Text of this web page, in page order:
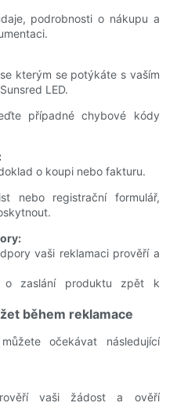
podrobnosti o nákupu a
kterým se potýkáte s vaším
LED.
případné chybové kódy
o koupi nebo fakturu.
nebo registrační formulář,
vaši reklamaci prověří a
o zaslání produktu zpět k
během reklamace
očekávat následující
vaši žádost a ověří